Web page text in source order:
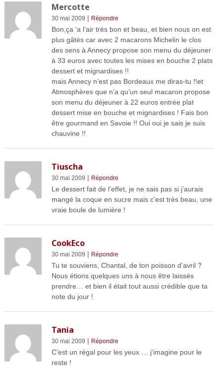
Mercotte
30 mai 2009 | Répondre
Bon,ça ‘a l’air très bon et beau, et bien nous on est
plus gâtés car avec 2 macarons Michelin le clos
des sens à Annecy propose son menu du déjeuner
à 33 euros avec toutes les mises en bouche 2 plats
dessert et mignardises !!
mais Annecy n’est pas Bordeaux me diras-tu !!et
Atmosphères que n’a qu’un seul macaron propose
son menu du déjeuner à 22 euros entrée plat
dessert mise en bouche et mignardises ! Fais bon
être gourmand en Savoie !! Oui oui je sais je suis
chauvine !!
Tiuscha
30 mai 2009 | Répondre
Le dessert fait de l’effet, je ne sais pas si j’aurais
mangé la coque en sucre mais c’est très beau, une
vraie boule de lumière !
CookEco
30 mai 2009 | Répondre
Tu te souviens, Chantal, de ton poisson d’avril ?
Nous étions quelques uns à nous être laissés
prendre… et bien il était tout aussi crédible que ta
note du jour !
Tania
30 mai 2009 | Répondre
C’est un régal pour les yeux … j’imagine pour le
reste !